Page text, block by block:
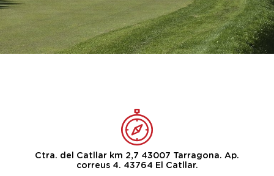
Ctra. del Catllar km 2,7 43007 Tarragona. Ap.
correus 4. 43764 El Catllar.